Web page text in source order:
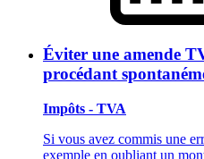
Éviter une amende
procédant
Impôts - TVA
Si vous avez commis une
exemple en oubliant un